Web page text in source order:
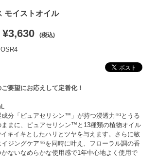
モイストオイル
¥3,630 (税込)
要望にお応えして定番化！
分「ピュアセリシン™」が持つ浸透力 ※1 とうる
ままに、ピュアセリシン™と13種類の植物オイル
キイキとしたハリとツヤを与えます。さらに敏
ジングケア ※3を同時に叶え、フローラル調の香
かないなめらかな使用感で1年中心地よく使用で